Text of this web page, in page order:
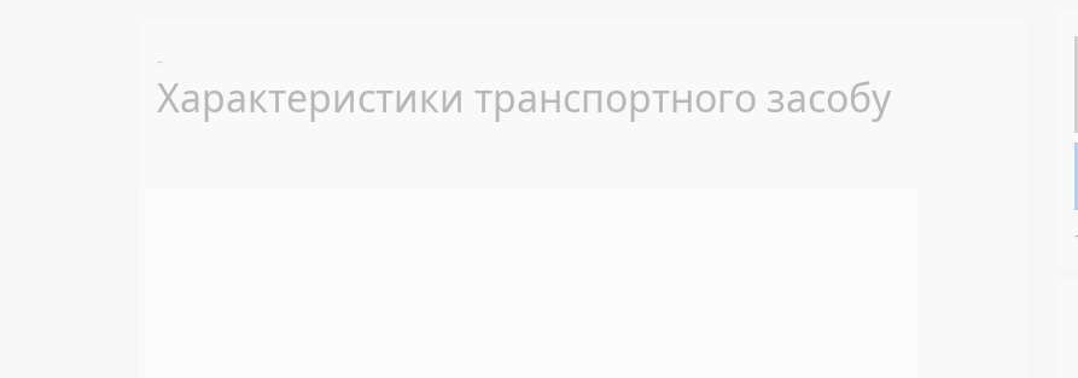
-
Характеристики транспортного засобу